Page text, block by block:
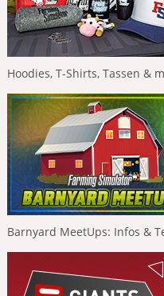
Hoodies, T-Shirts, Tassen &
Barnyard MeetUps: Infos &